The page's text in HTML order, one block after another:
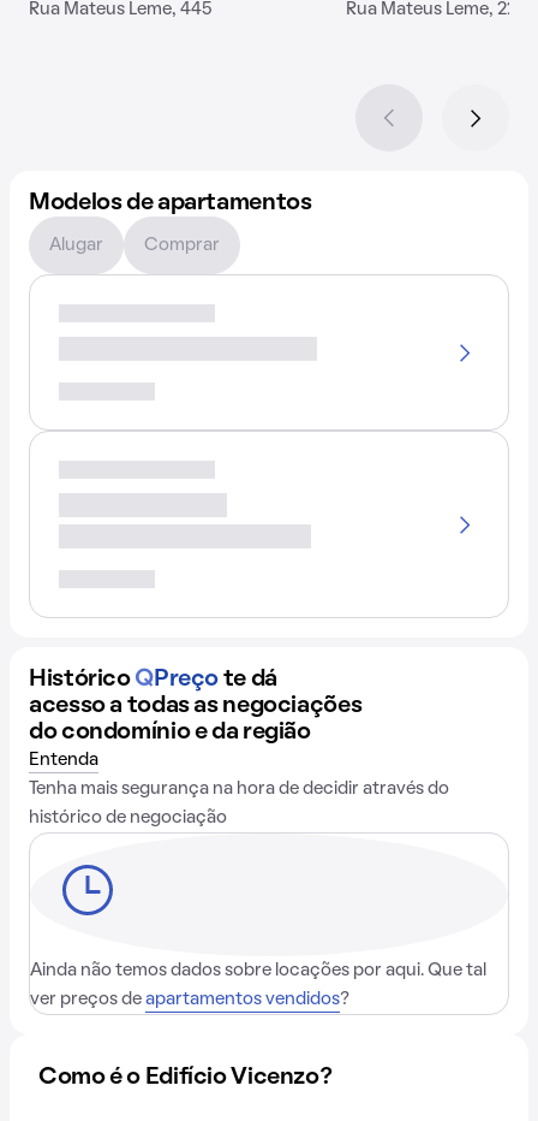
Rua Mateus Leme, 445 Rua Mateus Leme, 222
Modelos de apartamentos
Alugar Comprar
Histórico QPreço te dá
acesso a todas as negociações
do condomínio e da região
Entenda
Tenha mais segurança na hora de decidir através do
histórico de negociação
Ainda não temos dados sobre locações por aqui. Que tal
ver preços de apartamentos vendidos?
Como é o Edifício Vicenzo?